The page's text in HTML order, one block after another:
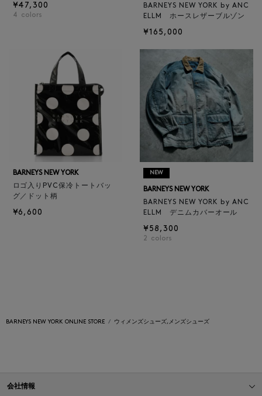
¥47,300
4 colors
BARNEYS NEW YORK by ANC
ELLM ホースレザーブルゾン
¥165,000
BARNEYS NEW YORK
ロゴ入りPVC保冷トートバッ
グ／ドット柄
¥6,600
NEW
BARNEYS NEW YORK
BARNEYS NEW YORK by ANC
ELLM デニムカバーオール
¥58,300
2 colors
BARNEYS NEW YORK ONLINE STORE ウィメンズシューズ,メンズシューズ
会社情報